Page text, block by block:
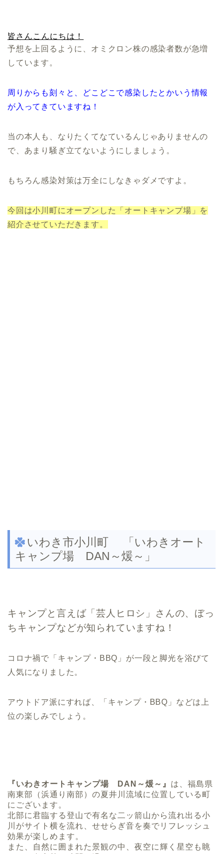
皆さんこんにちは！
予想を上回るように、オミクロン株の感染者数が急増
しています。
周りからも刻々と、どこどこで感染したとかいう情報
が入ってきていますね！
当の本人も、なりたくてなているんじゃありませんの
で、あまり騒ぎ立てないようにしましょう。
もちろん感染対策は万全にしなきゃダメですよ。
今回は小川町にオープンした「オートキャンプ場」を
紹介させていただきます。
いわき市小川町 「いわきオート
キャンプ場 DAN～煖～」
キャンプと言えば「芸人ヒロシ」さんの、ぼっ
ちキャンプなどが知られていますね！
コロナ禍で「キャンプ・BBQ」が一段と脚光を浴びて
人気になりました。
アウトドア派にすれば、「キャンプ・BBQ」などは上
位の楽しみでしょう。
『いわきオートキャンプ場 DAN～煖～』 は、福島県
南東部（浜通り南部）の夏井川流域に位置している町
にございます。
北部に君臨する登山で有名な二ッ箭山から流れ出る小
川がサイト横を流れ、せせらぎ音を奏でリフレッシュ
効果が楽しめます。
また、自然に囲まれた景観の中、夜空に輝く星空も眺